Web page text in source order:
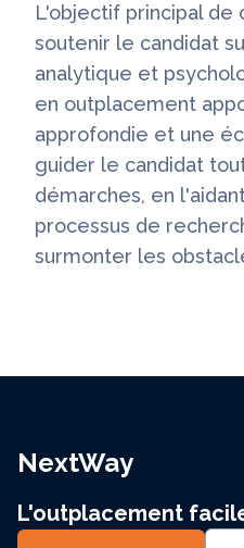
L'objectif principal
soutenir le candidat
analytique et
en outplacement
approfondie et une
guider le candidat
démarches, en
processus de
surmonter les
NextWay
L'outplacement